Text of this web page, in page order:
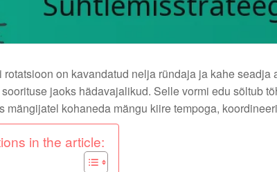
rotatsioon on kavandatud nelja ründaja ja kahe
jaoks hädavajalikud. Selle vormi edu sõltub
mängijatel kohaneda mängu kiire tempoga,
in the article: